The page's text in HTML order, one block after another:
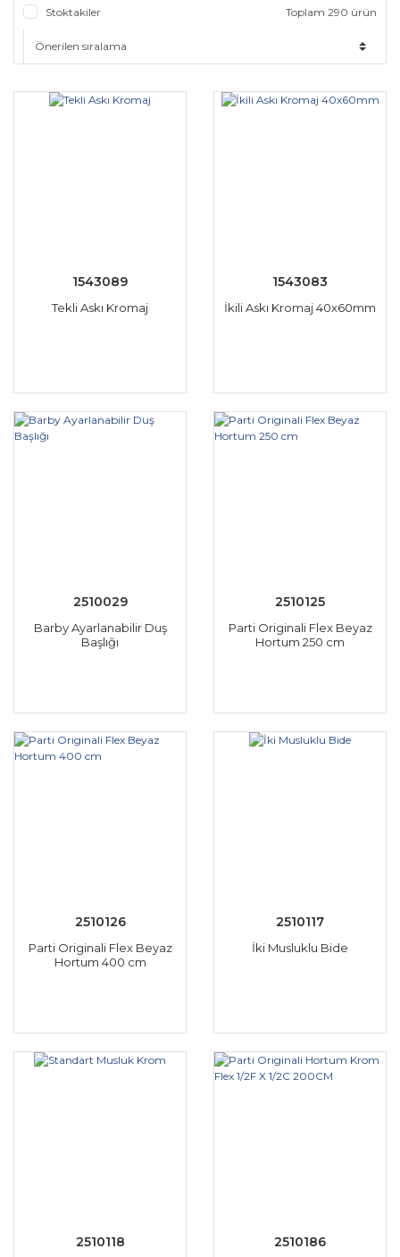
Stoktakiler Toplam 290 ürün
1543089
Tekli Askı Kromaj
1543083
İkili Askı Kromaj 40x60mm
2510029
Barby Ayarlanabilir Duş
Başlığı
2510125
Parti Originali Flex Beyaz
Hortum 250 cm
2510126
Parti Originali Flex Beyaz
Hortum 400 cm
2510117
İki Musluklu Bide
2510118 2510186